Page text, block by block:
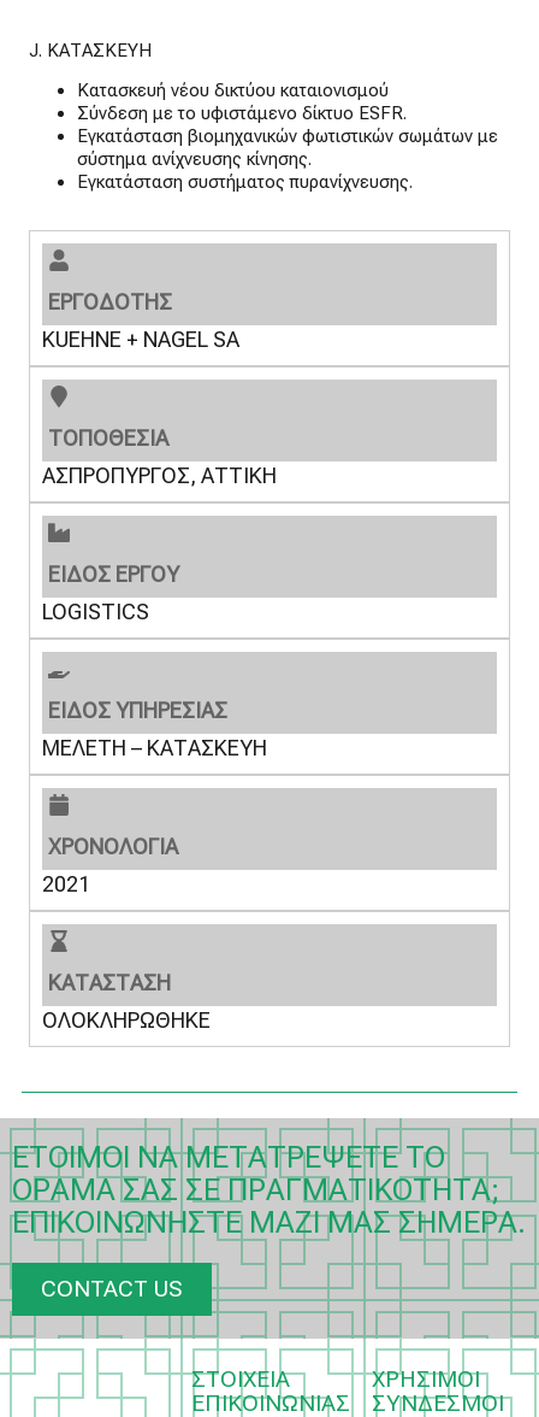
J. ΚΑΤΑΣΚΕΥΗ
Κατασκευή νέου δικτύου καταιονισμού
Σύνδεση με το υφιστάμενο δίκτυο ESFR.
Εγκατάσταση βιομηχανικών φωτιστικών σωμάτων με
σύστημα ανίχνευσης κίνησης.
Εγκατάσταση συστήματος πυρανίχνευσης.
ΕΡΓΟΔΟΤΗΣ
KUEHNE + NAGEL SA
ΤΟΠΟΘΕΣΙΑ
ΑΣΠΡΟΠΥΡΓΟΣ, ΑΤΤΙΚΗ
ΕΙΔΟΣ ΕΡΓΟΥ
LOGISTICS
ΕΙΔΟΣ ΥΠΗΡΕΣΙΑΣ
ΜΕΛΕΤΗ – ΚΑΤΑΣΚΕΥΗ
ΧΡΟΝΟΛΟΓΙΑ
2021
ΚΑΤΑΣΤΑΣΗ
ΟΛΟΚΛΗΡΩΘΗΚΕ
ΈΤΟΙΜΟΙ ΝΑ ΜΕΤΑΤΡΈΨΕΤΕ ΤΟ
ΌΡΑΜΆ ΣΑΣ ΣΕ ΠΡΑΓΜΑΤΙΚΌΤΗΤΑ;
ΕΠΙΚΟΙΝΩΝΉΣΤΕ ΜΑΖΊ ΜΑΣ ΣΉΜΕΡΑ.
CONTACT US
ΣΤΟΙΧΕΙΑ
ΕΠΙΚΟΙΝΩΝΙΑΣ
ΧΡΗΣΙΜΟΙ
ΣΥΝΔΕΣΜΟΙ